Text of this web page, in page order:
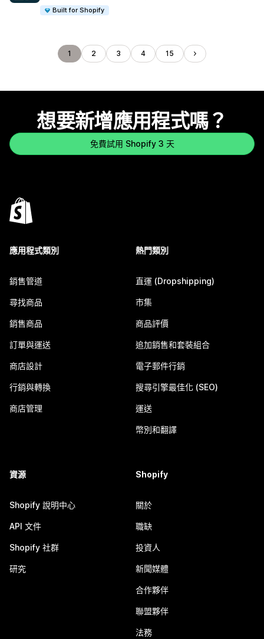
Built for Shopify
1 2 3 4 15
想要新增應用程式嗎？
免費試用 Shopify 3 天
應用程式類別
銷售管道
尋找商品
銷售商品
訂單與運送
商店設計
行銷與轉換
商店管理
熱門類別
直運 (Dropshipping)
市集
商品評價
追加銷售和套裝組合
電子郵件行銷
搜尋引擎最佳化 (SEO)
運送
幣別和翻譯
資源
Shopify 說明中心
API 文件
Shopify 社群
研究
Shopify
關於
職缺
投資人
新聞媒體
合作夥伴
聯盟夥伴
法務